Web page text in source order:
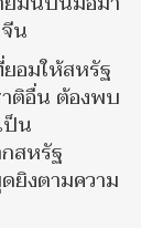
น
อมให้สหรัฐ
ติอื่น ต้องพบ
ป็น
สหรัฐ
ยิงตามความ